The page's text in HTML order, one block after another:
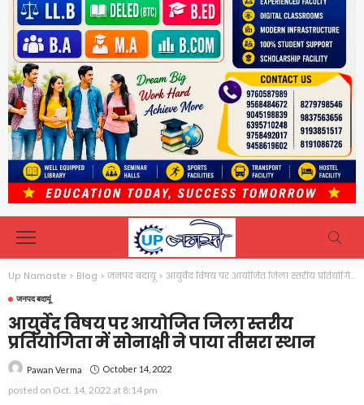
Up Namaste > Blog > जनपद बदायूं> आयुर्वेद विषय पर आयोजित जिला स्तरीय प्रतियोगिता में सोनाक्षी ने पाया तीसरा स्थान
जनपद बदायूं
आयुर्वेद विषय पर आयोजित जिला स्तरीय
प्रतियोगिता में सोनाक्षी ने पाया तीसरा स्थान
Pawan Verma October 14, 2022
posted on Oct. 14, 2022 at 8:14 pm